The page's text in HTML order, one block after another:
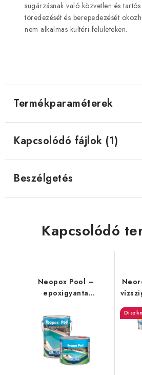
sugárzásnak való közvetlen és
töredezését és berepedezését
nem alkalmas kültéri felületeken.
Termékparaméterek
Kapcsolódó fájlok (1)
Beszélgetés
Kapcsolódó
Neopox Pool –
epoxigyanta